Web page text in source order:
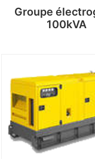
Groupe
100kVA
Lire la suite